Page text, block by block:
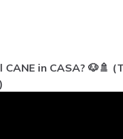
CANE in CASA? 🐶🚿